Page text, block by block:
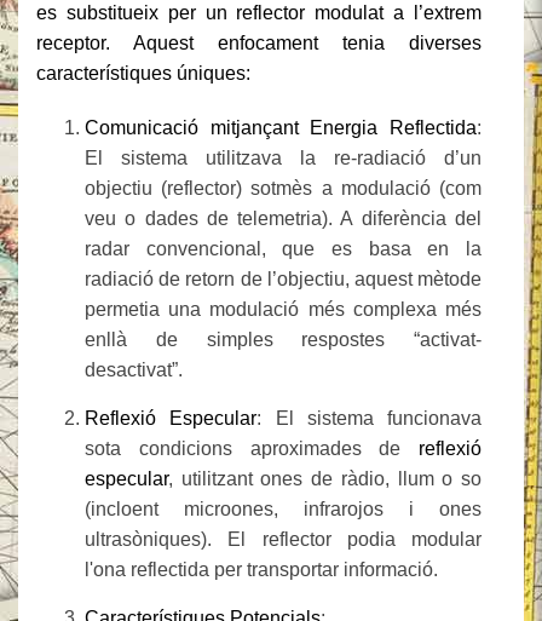
es substitueix per un reflector modulata l’extrem
receptor. Aquest enfocament tenia diverses
característiques úniques:
Comunicació mitjançant Energia Reflectida:
El sistema utilitzava la re-radiació d’un
objectiu (reflector) sotmès a modulació (com
veu o dades de telemetria). A diferència del
radar convencional, que es basa en la
radiació de retorn de l’objectiu, aquest mètode
permetia una modulació més complexa més
enllà de simples respostes “activat-
desactivat”.
Reflexió Especular: El sistema funcionava
sota condicions aproximades de reflexió
especular, utilitzant ones de ràdio, llum o so
(incloent microones, infrarojos i ones
ultrasòniques). El reflector podia modular
l'ona reflectida per transportar informació.